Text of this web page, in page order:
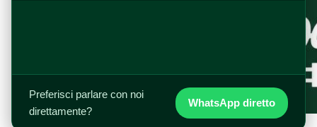
Preferisci parlare con noi
direttamente?
WhatsApp diretto